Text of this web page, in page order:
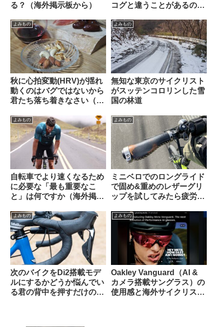
る？（海外掲示板から）
コグと違うことがあるのは
よみもの
秋に心拍変動(HRV)が揺れ
動くのはバグではないから
君たち落ち着きなさい（海
察）
よみもの
無知な東京のサイクリスト
がスッテンコロリンした雪
国の林道
よみもの
自転車でより速くなるため
に必要な「最も重要なこ
と」は何ですか（海外掲示
よみもの
ミニベロでのロングライド
で固め&重めのレザーグリ
ップを試してみたら疲労が
CYCLE GRIP】
よみもの
次のバイクをDi2搭載モデ
ルにするかどうか悩んでい
る君の背中を押すだけのコ
よみもの
Oakley Vanguard（AI &
カメラ搭載サングラス）の
使用感と海外サイクリスト